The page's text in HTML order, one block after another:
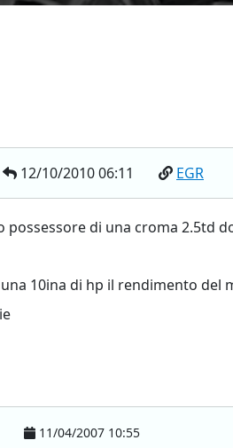
12/10/2010 06:11 EGR
di una croma 2.5td
10ina di hp il rendimento del
11/04/2007 10:55